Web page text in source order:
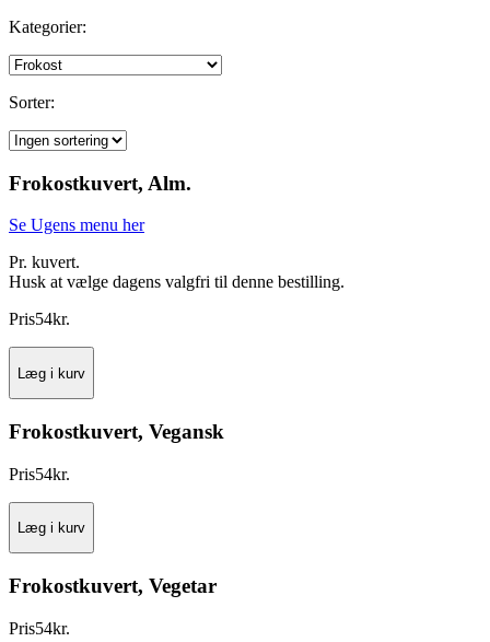
Kategorier:
Sorter:
Frokostkuvert, Alm.
Se Ugens menu her
Pr. kuvert.
Husk at vælge dagens valgfri til denne bestilling.
Pris54kr.
Læg i kurv
Frokostkuvert, Vegansk
Pris54kr.
Læg i kurv
Frokostkuvert, Vegetar
Pris54kr.